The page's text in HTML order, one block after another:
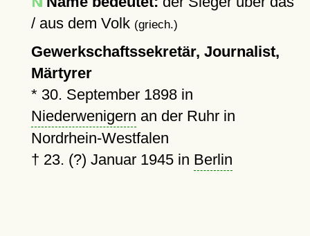
/ aus dem Volk (griech.)
Gewerkschaftssekretär, Journalist,
Märtyrer
* 30. September 1898in
Niederwenigern an der Ruhr in
Nordrhein-Westfalen
† 23. (?) Januar 1945in Berlin